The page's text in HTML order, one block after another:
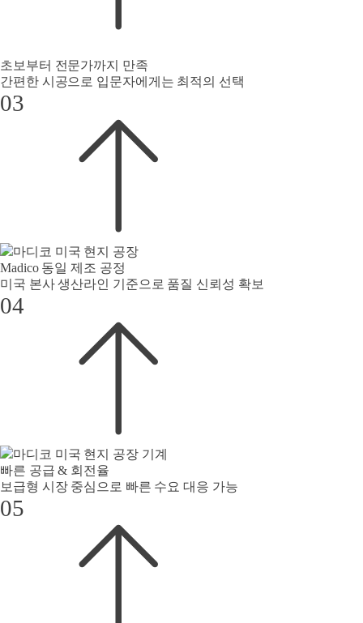
초보부터 전문가까지 만족
간편한 시공으로 입문자에게는 최적의 선택
03
Madico 동일 제조 공정
미국 본사 생산라인 기준으로 품질 신뢰성 확보
04
빠른 공급 & 회전율
보급형 시장 중심으로 빠른 수요 대응 가능
05